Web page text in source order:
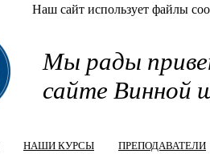
Наш сайт использует файлы
Мы рады
сайте Винной
НАШИ КУРСЫ ПРЕПОДАВАТЕЛИ